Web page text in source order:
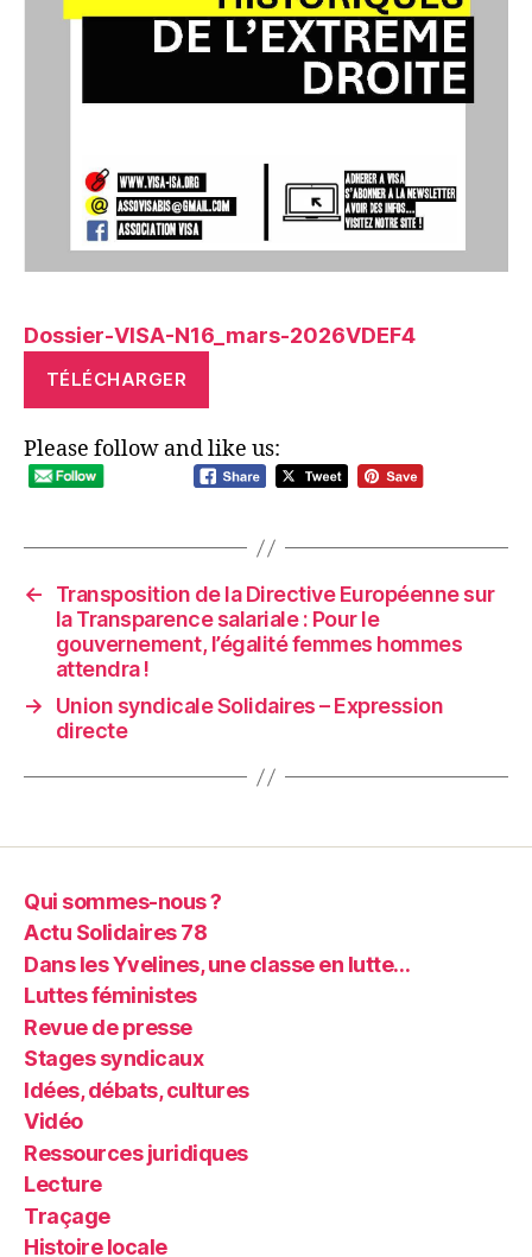
Dossier-VISA-N16_mars-2026VDEF4
TÉLÉCHARGER
Please follow and like us:
←
Transposition de la Directive Européenne sur
la Transparence salariale : Pour le
gouvernement, l’égalité femmes hommes
attendra !
→
Union syndicale Solidaires – Expression
directe
Qui sommes-nous ?
Actu Solidaires 78
Dans les Yvelines, une classe en lutte…
Luttes féministes
Revue de presse
Stages syndicaux
Idées, débats, cultures
Vidéo
Ressources juridiques
Lecture
Traçage
Histoire locale